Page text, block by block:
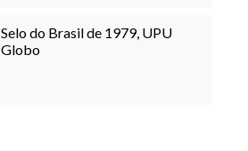
Selo do Brasil de 1979, UPU
Globo